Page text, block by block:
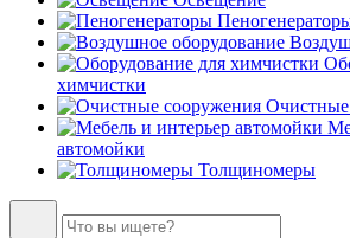
химчистки
автомойки
Толщиномеры